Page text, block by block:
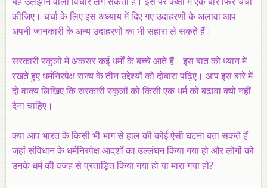
कीजिए। चर्चा के लिए इस अध्याय में दिए गए उदाहरणों के अलावा आप
अपनी जानकारी के अन्य उदाहरणों का भी सहारा ले सकते हैं।
सरकारी स्कूलों में अकसर कई धर्मों के बच्चे आते हैं। इस बात को ध्यान में
रखते हुए धर्मनिरपेक्ष राज्य के तीन उद्देश्यों को दोबारा पढ़िए। आप इस बारे में
दो वाक्य लिखिए कि सरकारी स्कूलों को किसी एक धर्म को बढ़ावा क्यों नहीं
देना चाहिए।
क्या आप भारत के किसी भी भाग से हाल की कोई ऐसी घटना बता सकते हैं
जहाँ संविधान के धर्मनिरपेक्ष आदर्शों का उल्लंघन किया गया हो और लोगों को
उनके धर्म की वजह से प्रताड़ित किया गया हो या मारा गया हो?